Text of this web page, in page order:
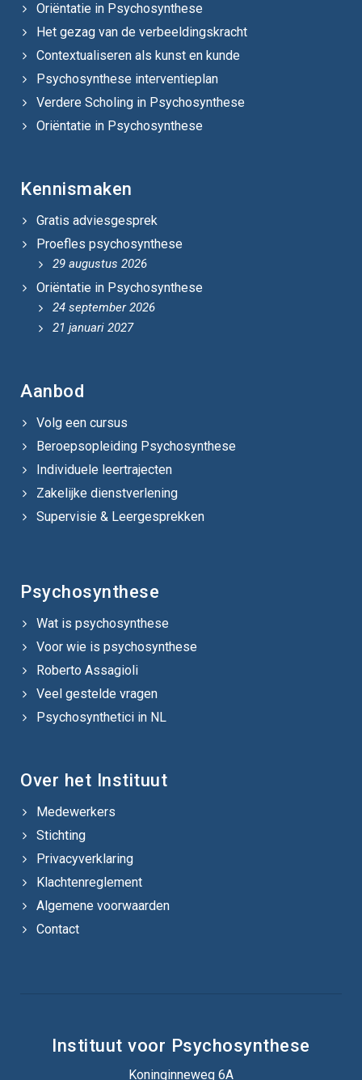
Oriëntatie in Psychosynthese
Het gezag van de verbeeldingskracht
Contextualiseren als kunst en kunde
Psychosynthese interventieplan
Verdere Scholing in Psychosynthese
Oriëntatie in Psychosynthese
Kennismaken
Gratis adviesgesprek
Proefles psychosynthese
29 augustus 2026
Oriëntatie in Psychosynthese
24 september 2026
21 januari 2027
Aanbod
Volg een cursus
Beroepsopleiding Psychosynthese
Individuele leertrajecten
Zakelijke dienstverlening
Supervisie & Leergesprekken
Psychosynthese
Wat is psychosynthese
Voor wie is psychosynthese
Roberto Assagioli
Veel gestelde vragen
Psychosynthetici in NL
Over het Instituut
Medewerkers
Stichting
Privacyverklaring
Klachtenreglement
Algemene voorwaarden
Contact
Instituut voor Psychosynthese
Koninginneweg 6A